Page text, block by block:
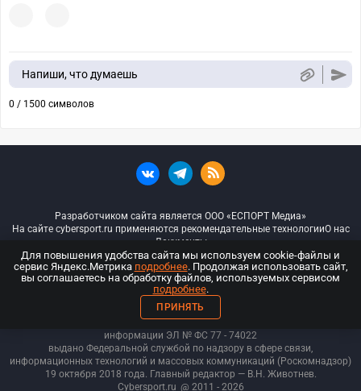
Напиши, что думаешь
0 / 1500 символов
Разработчиком сайта является ООО «ЕСПОРТ Медиа»
На сайте cybersport.ru применяются рекомендательные технологииО нас
Документы
© ООО «Киберспорт.ру» — Все права защищены
18+
ООО «Киберспорт.ру». Свидетельство о регистрации средств массовой
информации ЭЛ № ФС 77 - 74022
выдано Федеральной службой по надзору в сфере связи,
информационных технологий и массовых коммуникаций (Роскомнадзор)
19 октября 2018 года. Главный редактор — В.Н. Животнев.
Cybersport.ru @ 2011 - 2026
Для повышения удобства сайта мы используем cookie-файлы и
сервис Яндекс.Метрика подробнее. Продолжая использовать сайт,
вы соглашаетесь на обработку файлов, используемых сервисом
подробнее.
ПРИНЯТЬ